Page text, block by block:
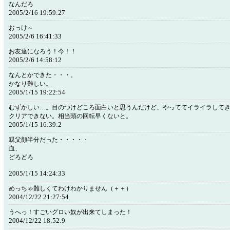
なんだろ
2005/2/16 19:59:27
おっけ～
2005/2/6 16:41:33
お友達になろう！今！！
2005/2/6 14:58:12
なんとかできた・・・。
かなり難しい。
2005/1/15 19:22:54
むずかしい…。目のつけどころ面白いと思うんだけど、やっててイライラして
クリアできない。相当頭の回転早くないと。
2005/1/15 16:39:2
親父顔半分だった・・・・・
血、
どろどろ
2005/1/15 14:24:33
めっちゃ難しくてわけわかりません（＋＋）
2004/12/22 21:27:54
うへっ！すごいグロい奴が出来てしまった！
2004/12/22 18:52:9